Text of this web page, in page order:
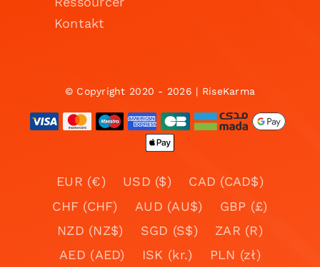
Kontakt
© Copyright 2020 - 2026 | RiseKarma
EUR (€) USD ($)
CAD (CAD$)
CHF (CHF)
AUD (AU$)
GBP (£)
NZD (NZ$)
SGD (S$)
ZAR (R)
AED (AED)
ISK (kr.)
PLN (zł)